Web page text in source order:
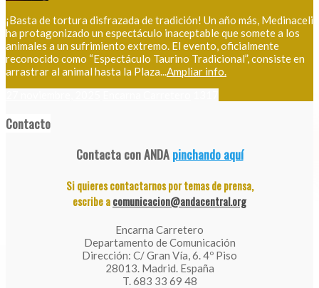
¡Basta de tortura disfrazada de tradición! Un año más, Medinaceli
ha protagonizado un espectáculo inaceptable que somete a los
animales a un sufrimiento extremo. El evento, oficialmente
reconocido como “Espectáculo Taurino Tradicional”, consiste en
arrastrar al animal hasta la Plaza...Ampliar info.
Contacto
Contacta con ANDApinchando aquí
Si quieres contactarnos por temas de prensa,
escribe acomunicacion@andacentral.org
Encarna Carretero
Departamento de Comunicación
Dirección: C/ Gran Vía, 6. 4º Piso
28013. Madrid. España
T. 683 33 69 48